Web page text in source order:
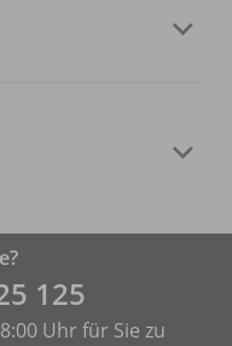
125
Uhr für Sie zu